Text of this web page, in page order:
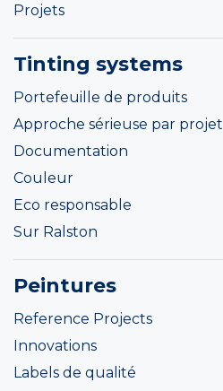
Projets
Tinting systems
Portefeuille de produits
Approche sérieuse par projet
Documentation
Couleur
Eco responsable
Sur Ralston
Peintures
Reference Projects
Innovations
Labels de qualité